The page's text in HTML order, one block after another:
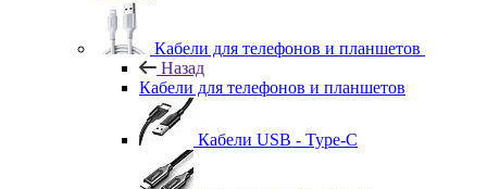
Кабели для телефонов и планшетов
Назад
Кабели для телефонов и планшетов
Кабели USB - Type-C